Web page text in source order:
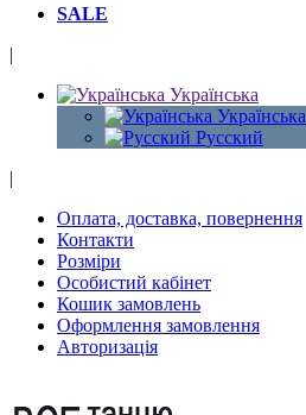
SALE
|
Українська
Українська
Русский
|
Оплата, доставка, повернення
Контакти
Розміри
Особистий кабінет
Кошик замовлень
Оформлення замовлення
Авторизація